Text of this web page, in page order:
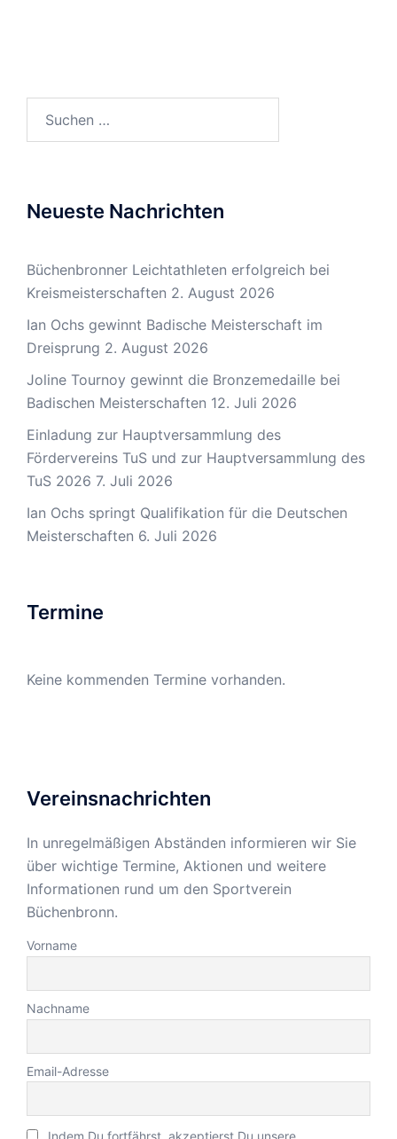
Neueste Nachrichten
Büchenbronner Leichtathleten erfolgreich bei
Kreismeisterschaften 2. August 2026
Ian Ochs gewinnt Badische Meisterschaft im
Dreisprung 2. August 2026
Joline Tournoy gewinnt die Bronzemedaille bei
Badischen Meisterschaften 12. Juli 2026
Einladung zur Hauptversammlung des
Fördervereins TuS und zur Hauptversammlung des
TuS 2026 7. Juli 2026
Ian Ochs springt Qualifikation für die Deutschen
Meisterschaften 6. Juli 2026
Termine
Keine kommenden Termine vorhanden.
Vereinsnachrichten
In unregelmäßigen Abständen informieren wir Sie
über wichtige Termine, Aktionen und weitere
Informationen rund um den Sportverein
Büchenbronn.
Vorname
Nachname
Email-Adresse